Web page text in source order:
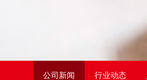
公司新闻 行业动态